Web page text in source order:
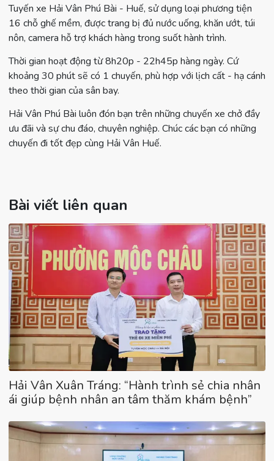
Tuyến xe Hải Vân Phú Bài - Huế, sử dụng loại phương tiện
16 chỗ ghế mềm, được trang bị đủ nước uống, khăn ướt, túi
nôn, camera hỗ trợ khách hàng trong suốt hành trình.
Thời gian hoạt động từ 8h20p - 22h45p hàng ngày. Cứ
khoảng 30 phút sẽ có 1 chuyến, phù hợp với lịch cất - hạ cánh
theo thời gian của sân bay.
Hải Vân Phú Bài luôn đón bạn trên những chuyến xe chở đầy
ưu đãi và sự chu đáo, chuyên nghiệp. Chúc các bạn có những
chuyến đi tốt đẹp cùng Hải Vân Huế.
Bài viết liên quan
Hải Vân Xuân Tráng: “Hành trình sẻ chia nhân
ái giúp bệnh nhân an tâm thăm khám bệnh”